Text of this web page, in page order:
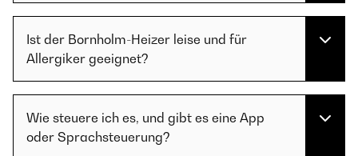
Ist der Bornholm-Heizer leise und für
Allergiker geeignet?
Wie steuere ich es, und gibt es eine App
oder Sprachsteuerung?